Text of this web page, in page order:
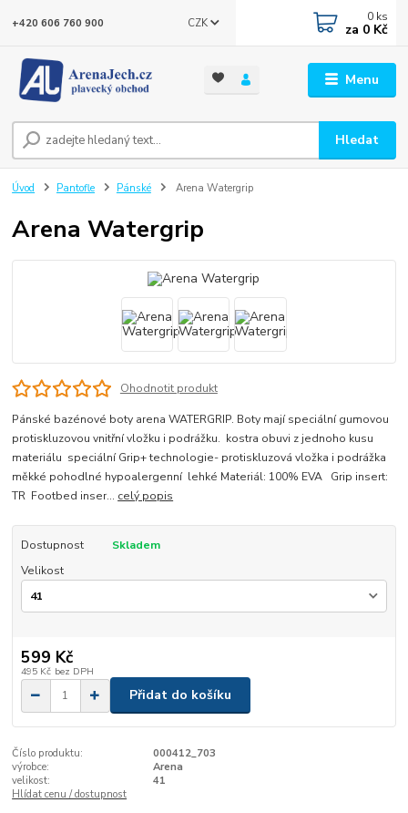
Menu
CZK
Hledat
+420 606 760 900 0 ks
za 0 Kč
Úvod Pantofle Pánské Arena Watergrip
Arena Watergrip
Ohodnotit produkt
Pánské bazénové boty arena WATERGRIP. Boty mají speciální gumovou
protiskluzovou vnitřní vložku i podrážku. kostra obuvi z jednoho kusu
materiálu speciální Grip+ technologie- protiskluzová vložka i podrážka
měkké pohodlné hypoalergenní lehké Materiál: 100% EVA Grip insert:
TR Footbed inser... celý popis
Dostupnost
Skladem
Velikost
599 Kč
495 Kč bez DPH
Přidat do košíku
Číslo produktu:
000412_703
výrobce:
Arena
velikost:
41
Hlídat cenu / dostupnost